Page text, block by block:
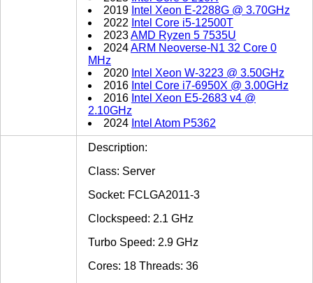
2019 Intel Xeon E-2288G @ 3.70GHz
2022 Intel Core i5-12500T
2023AMD Ryzen 5 7535U
2024ARM Neoverse-N1 32 Core 0
MHz
2020 Intel Xeon W-3223 @ 3.50GHz
2016 Intel Core i7-6950X @ 3.00GHz
2016 Intel Xeon E5-2683 v4 @
2.10GHz
2024 Intel Atom P5362
Description:
Class: Server
Socket: FCLGA2011-3
Clockspeed: 2.1 GHz
Turbo Speed: 2.9 GHz
Cores: 18 Threads: 36